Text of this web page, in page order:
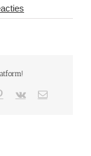
Pinterest
Vk
E-